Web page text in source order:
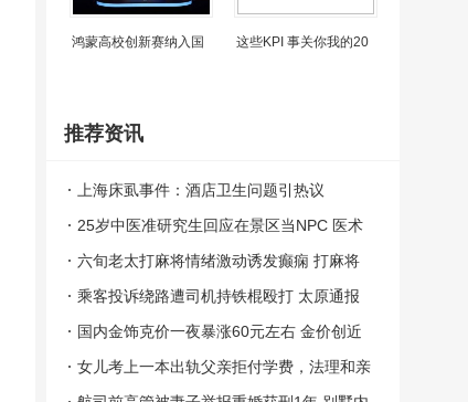
鸿蒙高校创新赛纳入国 这些KPI 事关你我的20
推荐资讯
上海床虱事件：酒店卫生问题引热议
25岁中医准研究生回应在景区当NPC 医术
与趣味并存
六旬老太打麻将情绪激动诱发癫痫 打麻将
打到大脑异常放电丧失意识
乘客投诉绕路遭司机持铁棍殴打 太原通报
案件正在依法办理中
国内金饰克价一夜暴涨60元左右 金价创近
期新高
女儿考上一本出轨父亲拒付学费，法理和亲